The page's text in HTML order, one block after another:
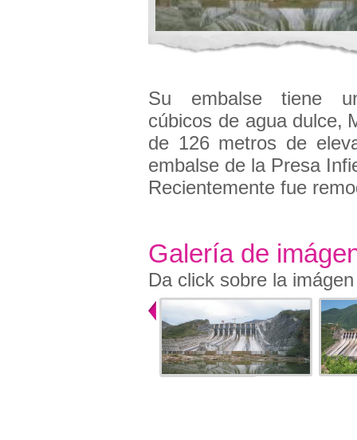
Su embalse tiene
cúbicos de agua dulce,
de 126 metros de
embalse de la Presa
Recientemente fue
Galería de
Da click sobre la